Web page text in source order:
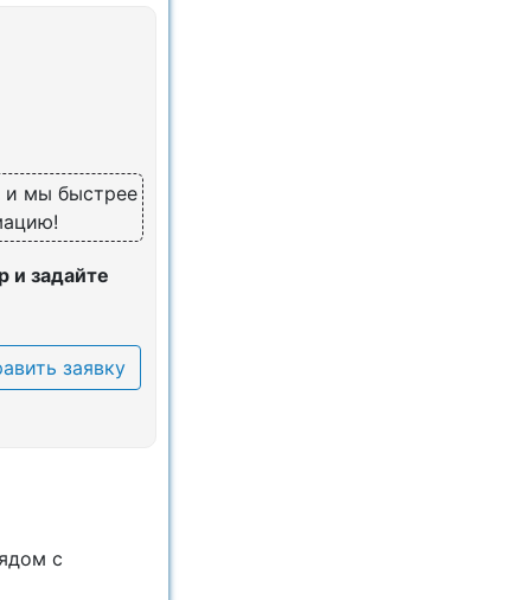
и мы быстрее
и задайте
заявку
с